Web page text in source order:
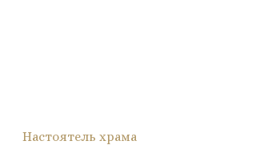
Настоятель храма